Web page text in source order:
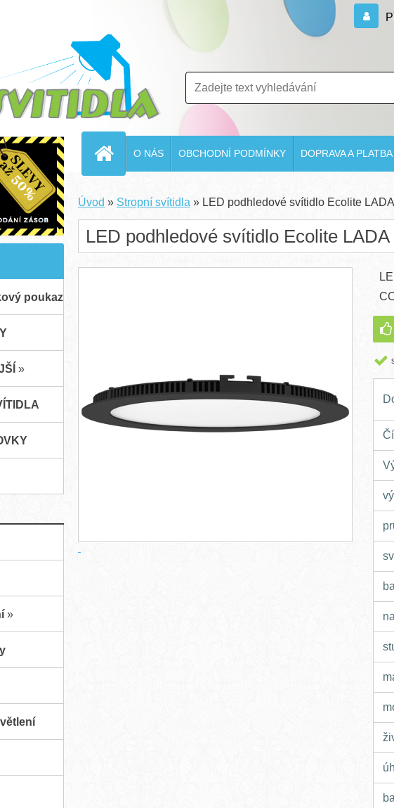
O NÁS OBCHODNÍ PODMÍNKY DOPRAVA A PLATBA
poukaz
»
»
Úvod » Stropní svítidla » LED podhledové svítidlo Ecolite
LED podhledové svítidlo Ecolite